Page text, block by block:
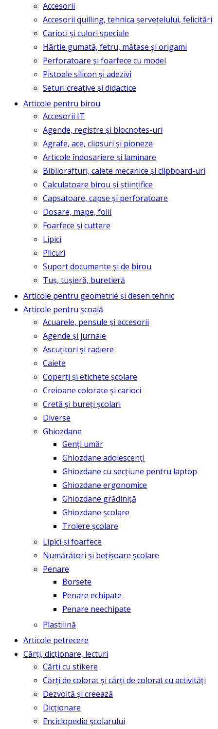
Accesorii
Accesorii quilling, tehnica șervețelului, felicitări
Carioci și culori speciale
Hârtie gumată, fetru, mătase și origami
Perforatoare și foarfece cu model
Pistoale silicon și adezivi
Seturi creative și didactice
Articole pentru birou
Accesorii IT
Agende, registre și blocnotes-uri
Agrafe, ace, clipsuri și pioneze
Articole îndosariere și laminare
Bibliorafturi, caiete mecanice și clipboard-uri
Calculatoare birou și științifice
Capsatoare, capse și perforatoare
Dosare, mape, folii
Foarfece și cuttere
Lipici
Plicuri
Suport documente și de birou
Tuș, tușieră, buretieră
Articole pentru geometrie și desen tehnic
Articole pentru școală
Acuarele, pensule și accesorii
Agende și jurnale
Ascuțitori și radiere
Caiete
Coperți și etichete școlare
Creioane colorate și carioci
Cretă și bureți școlari
Diverse
Ghiozdane
Genți umăr
Ghiozdane adolescenți
Ghiozdane cu secțiune pentru laptop
Ghiozdane ergonomice
Ghiozdane grădiniță
Ghiozdane școlare
Trolere școlare
Lipici și foarfece
Numărători și bețișoare școlare
Penare
Borsete
Penare echipate
Penare neechipate
Plastilină
Articole petrecere
Cărți, dicționare, lecturi
Cărți cu stikere
Cărți de colorat și cărți de colorat cu activități
Dezvoltă și creează
Dicționare
Enciclopedia școlarului